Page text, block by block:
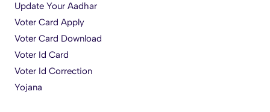
Update Your Aadhar
Voter Card Apply
Voter Card Download
Voter Id Card
Voter Id Correction
Yojana